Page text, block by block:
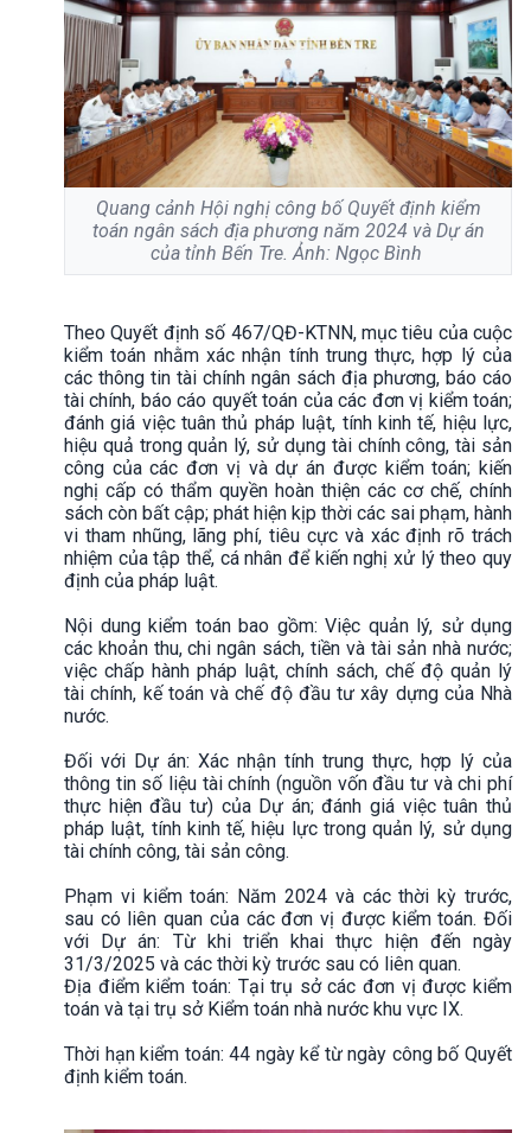
Quang cảnh Hội nghị công bố Quyết định kiểm
toán ngân sách địa phương năm 2024 và Dự án
của tỉnh Bến Tre. Ảnh: Ngọc Bình
Theo Quyết định số 467/QĐ-KTNN, mục tiêu của cuộc
kiểm toán nhằm xác nhận tính trung thực, hợp lý của
các thông tin tài chính ngân sách địa phương, báo cáo
tài chính, báo cáo quyết toán của các đơn vị kiểm toán;
đánh giá việc tuân thủ pháp luật, tính kinh tế, hiệu lực,
hiệu quả trong quản lý, sử dụng tài chính công, tài sản
công của các đơn vị và dự án được kiểm toán; kiến
nghị cấp có thẩm quyền hoàn thiện các cơ chế, chính
sách còn bất cập; phát hiện kịp thời các sai phạm, hành
vi tham nhũng, lãng phí, tiêu cực và xác định rõ trách
nhiệm của tập thể, cá nhân để kiến nghị xử lý theo quy
định của pháp luật.
Nội dung kiểm toán bao gồm: Việc quản lý, sử dụng
các khoản thu, chi ngân sách, tiền và tài sản nhà nước;
việc chấp hành pháp luật, chính sách, chế độ quản lý
tài chính, kế toán và chế độ đầu tư xây dựng của Nhà
nước.
Đối với Dự án: Xác nhận tính trung thực, hợp lý của
thông tin số liệu tài chính (nguồn vốn đầu tư và chi phí
thực hiện đầu tư) của Dự án; đánh giá việc tuân thủ
pháp luật, tính kinh tế, hiệu lực trong quản lý, sử dụng
tài chính công, tài sản công.
Phạm vi kiểm toán: Năm 2024 và các thời kỳ trước,
sau có liên quan của các đơn vị được kiểm toán. Đối
với Dự án: Từ khi triển khai thực hiện đến ngày
31/3/2025 và các thời kỳ trước sau có liên quan.
Địa điểm kiểm toán: Tại trụ sở các đơn vị được kiểm
toán và tại trụ sở Kiểm toán nhà nước khu vực IX.
Thời hạn kiểm toán: 44 ngày kể từ ngày công bố Quyết
định kiểm toán.